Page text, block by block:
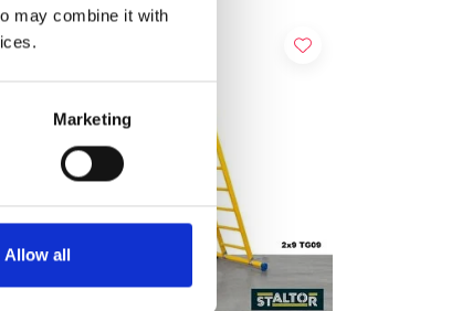
may combine it with
Marketing
Allow all